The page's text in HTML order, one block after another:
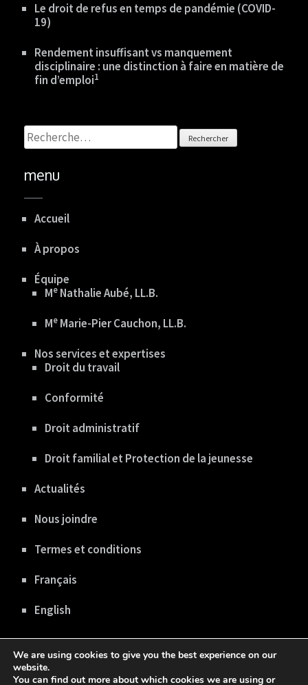
Le droit de refus en temps de pandémie (COVID-
19)
Rendement insuffisant vs manquement
disciplinaire : une distinction à faire en matière de
fin d’emploi1
Rechercher :
menu
Accueil
À propos
Équipe
ME Nathalie Aubé, LL.B.
ME Marie-Pier Cauchon, LL.B.
Nos services et expertises
Droit du travail
Conformité
Droit administratif
Droit familial et Protection de la jeunesse
Actualités
Nous joindre
Termes et conditions
Français
English
We are using cookies to give you the best experience on our
website.
You can find out more about which cookies we are using or